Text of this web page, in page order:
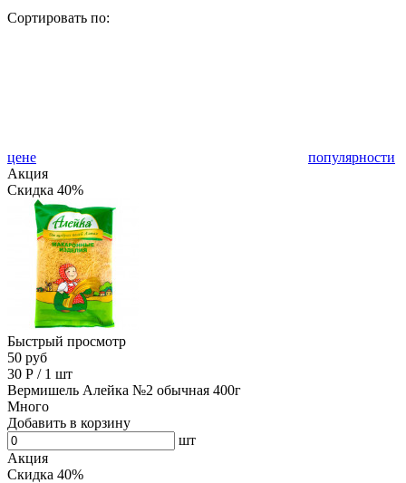
Сортировать по:
цене
популярности
Акция
Скидка 40%
Быстрый просмотр
50 руб
30 Р / 1 шт
Вермишель Алейка №2 обычная 400г
Много
Добавить в корзину
шт
Акция
Скидка 40%